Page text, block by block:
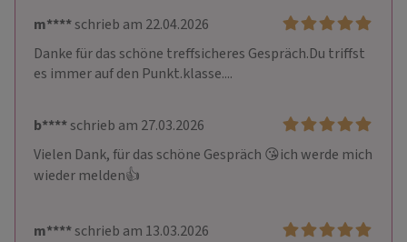
m****schrieb am 22.04.2026
Danke für das schöne treffsicheres Gespräch.Du triffst
es immer auf den Punkt.klasse....
b****schrieb am 27.03.2026
Vielen Dank, für das schöne Gespräch 😘ich werde mich
wieder melden👍
m****schrieb am 13.03.2026